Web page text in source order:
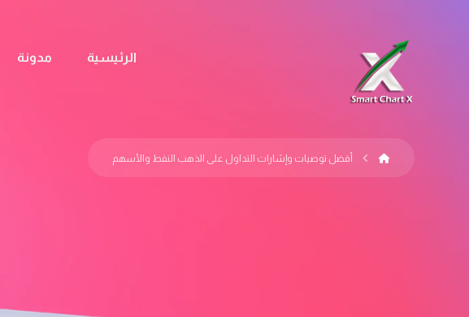
الرئيسية مدونة
أفضل توصيات وإشارات التداول على الذهب النفط والأسهم